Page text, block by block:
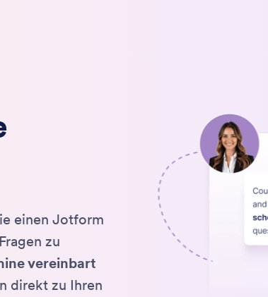
einen Jotform
zu
vereinbart
direkt zu Ihren